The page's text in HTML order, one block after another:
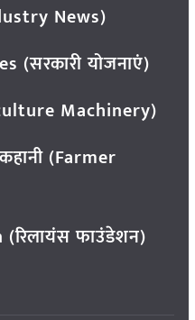
News)
(सरकारी योजनाएं)
Machinery)
(Farmer
फाउंडेशन)